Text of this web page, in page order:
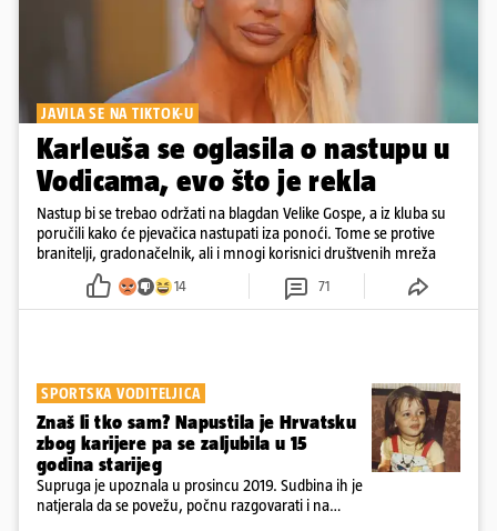
JAVILA SE NA TIKTOK-U
Karleuša se oglasila o nastupu u
Vodicama, evo što je rekla
Nastup bi se trebao održati na blagdan Velike Gospe, a iz kluba su
poručili kako će pjevačica nastupati iza ponoći. Tome se protive
branitelji, gradonačelnik, ali i mnogi korisnici društvenih mreža
14 71
SPORTSKA VODITELJICA
Znaš li tko sam? Napustila je Hrvatsku
zbog karijere pa se zaljubila u 15
godina starijeg
Supruga je upoznala u prosincu 2019. Sudbina ih je
natjerala da se povežu, počnu razgovarati i na